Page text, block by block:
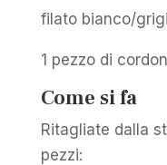
filato bianco/
1 pezzo di
Come si fa
Ritagliate dalla
pezzi: